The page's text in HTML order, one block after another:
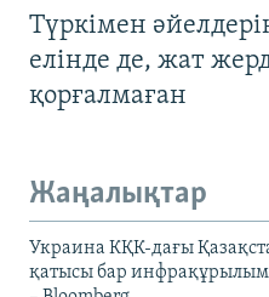
Түркімен
елінде де, жат
қорғалмаған
Жаңалықтар
Украина КҚК-дағы
қатысы бар